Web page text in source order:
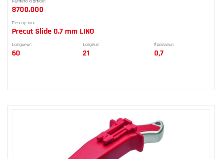
8700.000
Description:
Precut Slide 0.7 mm LINO
Longueur:
60
Largeur:
21
Épaisseur:
0,7